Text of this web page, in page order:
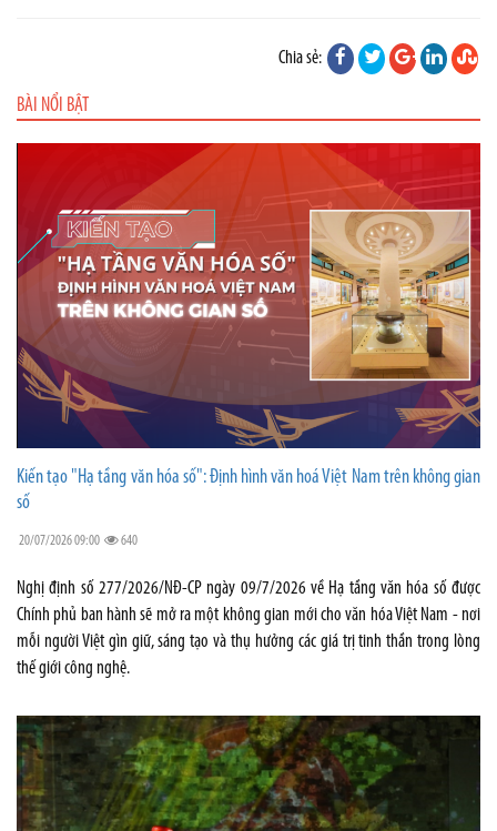
Chia sẻ:
BÀI NỔI BẬT
Kiến tạo "Hạ tầng văn hóa số": Định hình văn hoá Việt Nam trên không gian
số
20/07/2026 09:00 640
Nghị định số 277/2026/NĐ-CP ngày 09/7/2026 về Hạ tầng văn hóa số được
Chính phủ ban hành sẽ mở ra một không gian mới cho văn hóa Việt Nam - nơi
mỗi người Việt gìn giữ, sáng tạo và thụ hưởng các giá trị tinh thần trong lòng
thế giới công nghệ.